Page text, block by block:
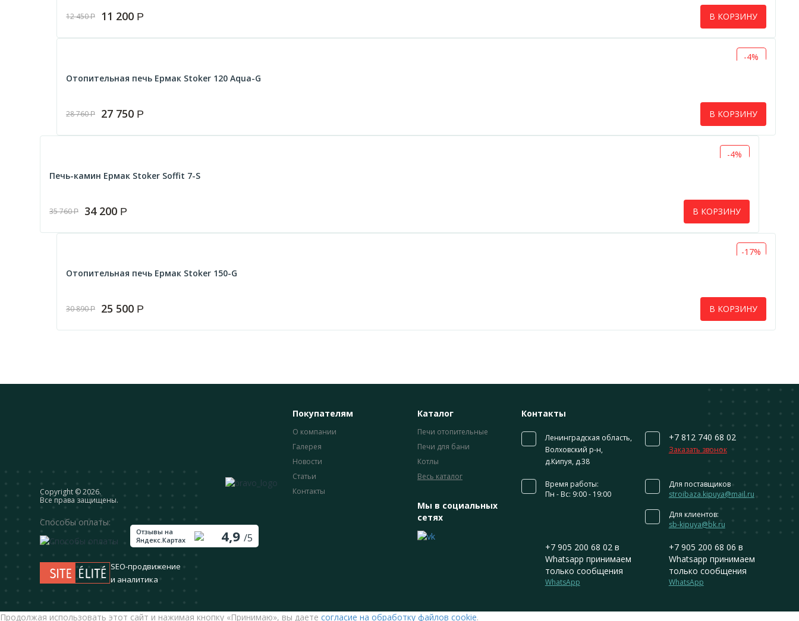
12 450Р 11 200 Р В КОРЗИНУ
-4%
Отопительная печь Ермак Stoker 120 Aqua-G
28 760Р 27 750 Р В КОРЗИНУ
-4%
Печь-камин Ермак Stoker Soffit 7-S
35 760Р 34 200 Р В КОРЗИНУ
-17%
Отопительная печь Ермак Stoker 150-G
30 890Р 25 500 Р В КОРЗИНУ
Сopyright © 2026.
Все права защищены.
Способы оплаты:
Отзывы на
Яндекс.Картах
4,9/5
SEO-продвижение
и аналитика
Покупателям
О компании
Галерея
Новости
Статьи
Контакты
Каталог
Печи отопительные
Печи для бани
Котлы
Весь каталог
Мы в социальных
сетях
Контакты
Ленинградская область,
Волховский р-н,
д.Кипуя, д.38
+7 812 740 68 02
Заказать звонок
Время работы:
Пн - Вс: 9:00 - 19:00
Для поставщиков
stroibaza.kipuya@mail.ru
Для клиентов:
sb-kipuya@bk.ru
+7 905 200 68 02в
Whatsapp принимаем
только сообщения
WhatsApp
+7 905 200 68 06 в
Whatsapp принимаем
только сообщения
WhatsApp
Продолжая использовать этот сайт и нажимая кнопку «Принимаю», вы даете согласие на обработку файлов cookie.